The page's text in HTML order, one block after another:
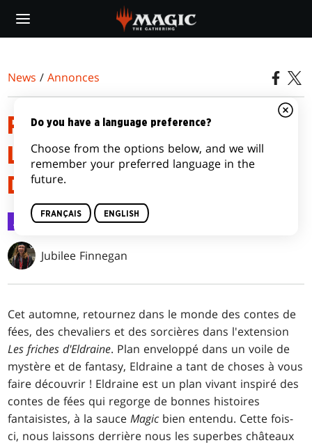
main
News /Annonces
PREMIER APERÇU DE
L’EXTENSION LES FRICHES
D'ELDRAINE
Annonces 28 juil. 2023
Jubilee Finnegan
Cet automne, retournez dans le monde des contes de
fées, des chevaliers et des sorcières dans l'extension
Les friches d'Eldraine. Plan enveloppé dans un voile de
mystère et de fantasy, Eldraine a tant de choses à vous
faire découvrir ! Eldraine est un plan vivant inspiré des
contes de fées qui regorge de bonnes histoires
fantaisistes, à la sauceMagic bien entendu. Cette fois-
ci, nous laissons derrière nous les superbes châteaux
Do you have a language preference?
Choose from the options below, and we will
remember your preferred language in the
future.
FRANÇAIS ENGLISH